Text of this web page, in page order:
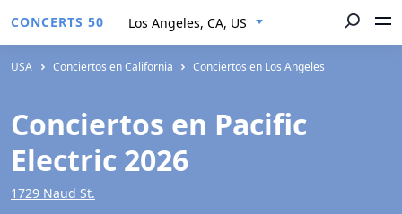
CONCERTS 50 Los Angeles, CA, US
USA Conciertos en California Conciertos en Los Angeles
Conciertos en Pacific
Electric 2026
1729 Naud St.